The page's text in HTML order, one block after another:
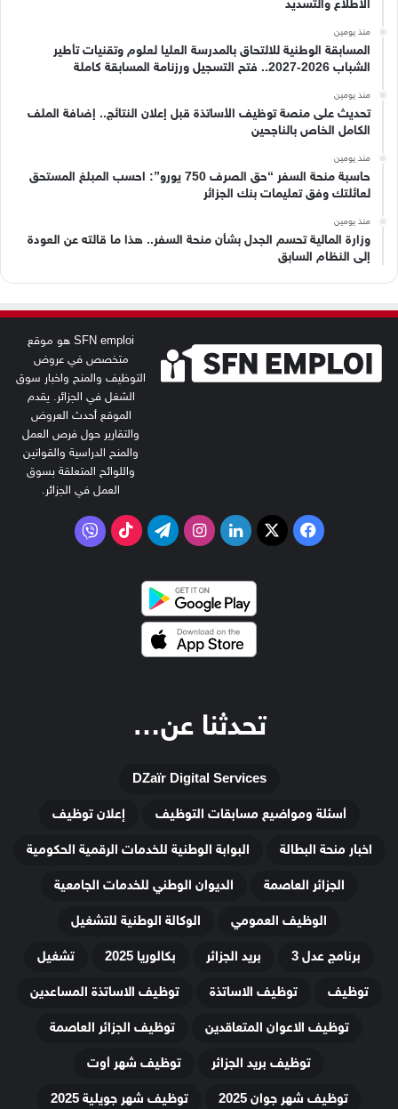
الاطلاع والتسديد
منذ يومين
المسابقة الوطنية للالتحاق بالمدرسة العليا لعلوم وتقنيات تأطير
الشباب 2026-2027.. فتح التسجيل ورزنامة المسابقة كاملة
منذ يومين
تحديث على منصة توظيف الأساتذة قبل إعلان النتائج.. إضافة الملف
الكامل الخاص بالناجحين
منذ يومين
حاسبة منحة السفر “حق الصرف 750 يورو”: احسب المبلغ المستحق
لعائلتك وفق تعليمات بنك الجزائر
منذ يومين
وزارة المالية تحسم الجدل بشأن منحة السفر.. هذا ما قالته عن العودة
إلى النظام السابق
SFN emploi هو موقع
متخصص في عروض
التوظيف والمنح واخبار سوق
الشغل في الجزائر. يقدم
الموقع أحدث العروض
والتقارير حول فرص العمل
والمنح الدراسية والقوانين
واللوائح المتعلقة بسوق
العمل في الجزائر.
فيسبوك
‫X لينكدإنانستقرامتيلقرام‫TikTokفايبر
تحدثنا عن…
DZaïr Digital Services
أسئلة ومواضيع مسابقات التوظيف
إعلان توظيف
اخبار منحة البطالة
البوابة الوطنية للخدمات الرقمية الحكومية
الجزائر العاصمة
الديوان الوطني للخدمات الجامعية
الوظيف العمومي
الوكالة الوطنية للتشغيل
برنامج عدل 3
بريد الجزائر بكالوريا 2025
تشغيل
توظيف
توظيف الاساتذة
توظيف الاساتذة المساعدين
توظيف الاعوان المتعاقدين
توظيف الجزائر العاصمة
توظيف بريد الجزائر
توظيف شهر أوت
توظيف شهر جوان 2025
توظيف شهر جويلية 2025